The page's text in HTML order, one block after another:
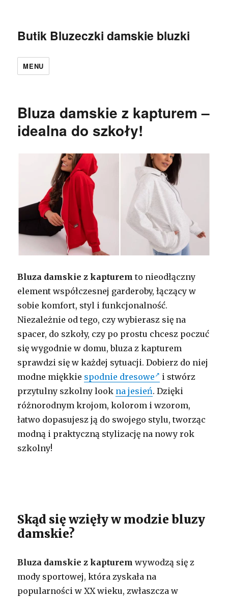
Butik Bluzeczki damskie bluzki
MENU
Bluza damskie z kapturem –
idealna do szkoły!
Bluza damskie z kapturem to nieodłączny
element współczesnej garderoby, łączący w
sobie komfort, styl i funkcjonalność.
Niezależnie od tego, czy wybierasz się na
spacer, do szkoły, czy po prostu chcesz poczuć
się wygodnie w domu, bluza z kapturem
sprawdzi się w każdej sytuacji. Dobierz do niej
modne miękkie spodnie dresowe
i stwórz
przytulny szkolny look na jesień. Dzięki
różnorodnym krojom, kolorom i wzorom,
łatwo dopasujesz ją do swojego stylu, tworząc
modną i praktyczną stylizację na nowy rok
szkolny!
Skąd się wzięły w modzie bluzy
damskie?
Bluza damskie z kapturem wywodzą się z
mody sportowej, która zyskała na
popularności w XX wieku, zwłaszcza w